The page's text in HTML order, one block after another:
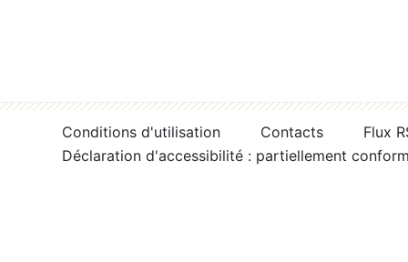
Conditions d'utilisation Contacts
Flux
Déclaration d'accessibilité : partiellement